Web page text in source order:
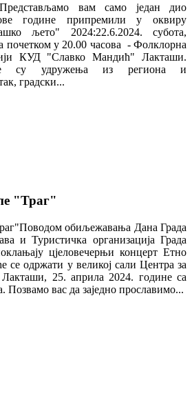
вам само један дио
године припремили у оквиру
љето" 2024:22.6.2024. субота,
почетком у 20.00 часова - Фолклорна
КУД "Славко Мандић" Лакташи.
су удружења из региона и
градски...
"Траг"
обиљежавања Дана Града
и Туристичка организација Града
цјеловечерњи концерт Етно
се одржати у великој сали Центра за
25. априла 2024. године са
Позвамо вас да заједно прославимо...